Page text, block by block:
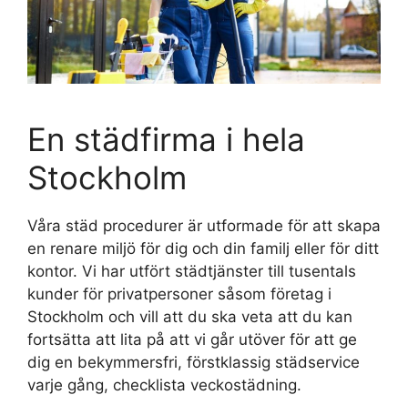
En städfirma i hela
Stockholm
Våra städ procedurer är utformade för att skapa
en renare miljö för dig och din familj eller för ditt
kontor. Vi har utfört städtjänster till tusentals
kunder för privatpersoner såsom företag i
Stockholm och vill att du ska veta att du kan
fortsätta att lita på att vi går utöver för att ge
dig en bekymmersfri, förstklassig städservice
varje gång, checklista veckostädning.